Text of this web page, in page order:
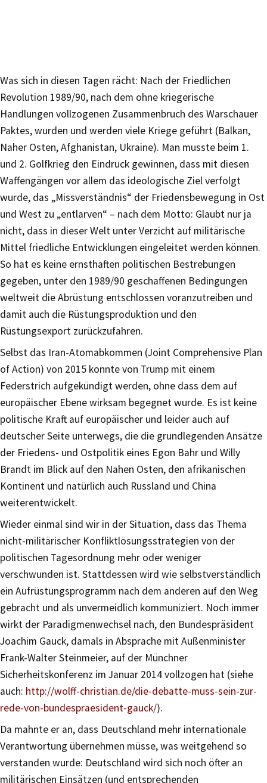
Was sich in diesen Tagen rächt: Nach der Friedlichen
Revolution 1989/90, nach dem ohne kriegerische
Handlungen vollzogenen Zusammenbruch des Warschauer
Paktes, wurden und werden viele Kriege geführt (Balkan,
Naher Osten, Afghanistan, Ukraine). Man musste beim 1.
und 2. Golfkrieg den Eindruck gewinnen, dass mit diesen
Waffengängen vor allem das ideologische Ziel verfolgt
wurde, das „Missverständnis“ der Friedensbewegung in Ost
und West zu „entlarven“ – nach dem Motto: Glaubt nur ja
nicht, dass in dieser Welt unter Verzicht auf militärische
Mittel friedliche Entwicklungen eingeleitet werden können.
So hat es keine ernsthaften politischen Bestrebungen
gegeben, unter den 1989/90 geschaffenen Bedingungen
weltweit die Abrüstung entschlossen voranzutreiben und
damit auch die Rüstungsproduktion und den
Rüstungsexport zurückzufahren.
Selbst das Iran-Atomabkommen (Joint Comprehensive Plan
of Action) von 2015 konnte von Trump mit einem
Federstrich aufgekündigt werden, ohne dass dem auf
europäischer Ebene wirksam begegnet wurde. Es ist keine
politische Kraft auf europäischer und leider auch auf
deutscher Seite unterwegs, die die grundlegenden Ansätze
der Friedens- und Ostpolitik eines Egon Bahr und Willy
Brandt im Blick auf den Nahen Osten, den afrikanischen
Kontinent und natürlich auch Russland und China
weiterentwickelt.
Wieder einmal sind wir in der Situation, dass das Thema
nicht-militärischer Konfliktlösungsstrategien von der
politischen Tagesordnung mehr oder weniger
verschwunden ist. Stattdessen wird wie selbstverständlich
ein Aufrüstungsprogramm nach dem anderen auf den Weg
gebracht und als unvermeidlich kommuniziert. Noch immer
wirkt der Paradigmenwechsel nach, den Bundespräsident
Joachim Gauck, damals in Absprache mit Außenminister
Frank-Walter Steinmeier, auf der Münchner
Sicherheitskonferenz im Januar 2014 vollzogen hat (siehe
auch: http://wolff-christian.de/die-debatte-muss-sein-zur-
rede-von-bundespraesident-gauck/).
Da mahnte er an, dass Deutschland mehr internationale
Verantwortung übernehmen müsse, was weitgehend so
verstanden wurde: Deutschland wird sich noch öfter an
militärischen Einsätzen (und entsprechenden